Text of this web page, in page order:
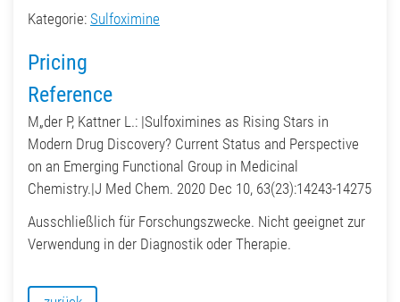
Kategorie: Sulfoximine
Pricing
Reference
M„der P, Kattner L.: |Sulfoximines as Rising Stars in
Modern Drug Discovery? Current Status and Perspective
on an Emerging Functional Group in Medicinal
Chemistry.|J Med Chem. 2020 Dec 10, 63(23):14243-14275
Ausschließlich für Forschungszwecke. Nicht geeignet zur
Verwendung in der Diagnostik oder Therapie.